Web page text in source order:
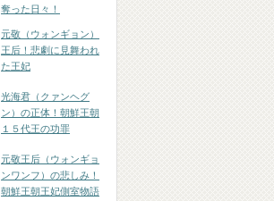
奪った日々！
元敬（ウォンギョン）
王后！悲劇に見舞われ
た王妃
光海君（クァンヘグ
ン）の正体！朝鮮王朝
１５代王の功罪
元敬王后（ウォンギョ
ンワンフ）の悲しみ！
朝鮮王朝王妃側室物語